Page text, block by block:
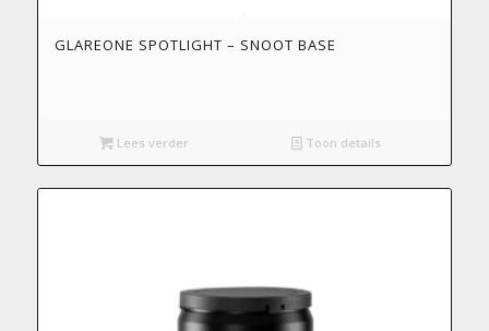
GLAREONE SPOTLIGHT – SNOOT BASE
Lees verder Toon details